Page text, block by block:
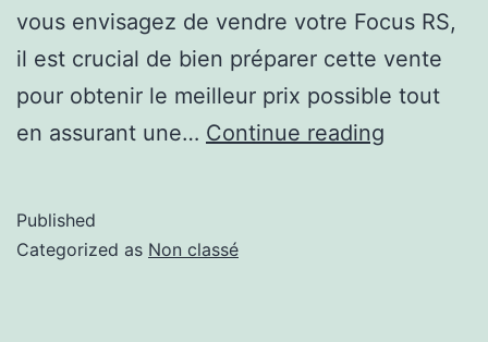
vous envisagez de vendre votre Focus RS,
il est crucial de bien préparer cette vente
pour obtenir le meilleur prix possible tout
en assurant une… Continue reading
Published
Categorized as Non classé